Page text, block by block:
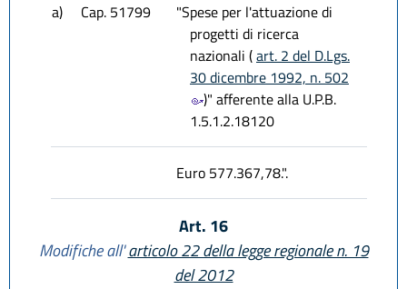
a) Cap. 51799
"Spese per l'attuazione di
progetti di ricerca
nazionali (art. 2 del D.Lgs.
30 dicembre 1992, n. 502
)" afferente alla U.P.B.
1.5.1.2.18120
Euro 577.367,78.".
Art. 16
Modifiche all'articolo 22 della legge regionale n. 19
del 2012